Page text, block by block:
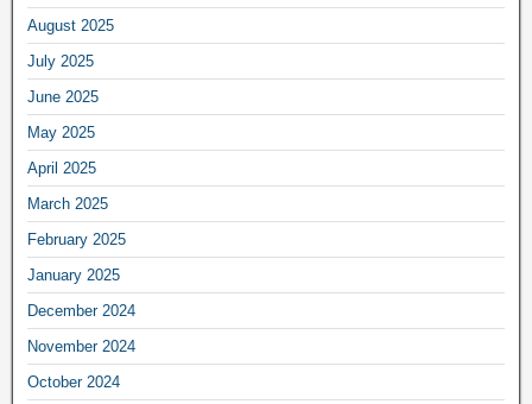
August 2025
July 2025
June 2025
May 2025
April 2025
March 2025
February 2025
January 2025
December 2024
November 2024
October 2024